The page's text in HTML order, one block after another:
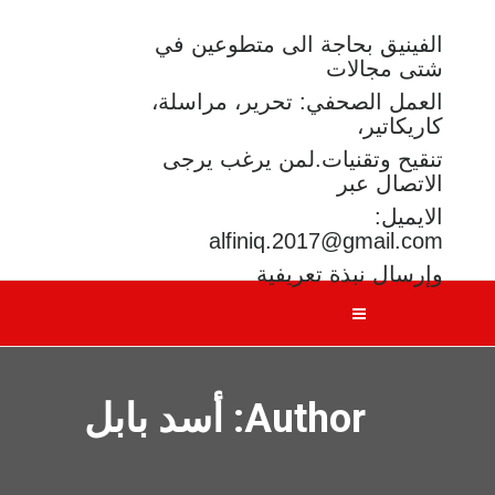
الفينيق بحاجة الى متطوعين في
شتى مجالات
العمل الصحفي: تحرير، مراسلة،
كاريكاتير،
تنقيح وتقنيات.لمن يرغب يرجى
الاتصال عبر
الايميل:
alfiniq.2017@gmail.com
وإرسال نبذة تعريفية
Author: أسد بابل